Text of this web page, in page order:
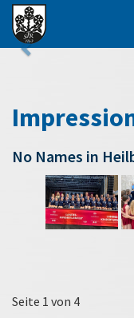
No Names in
Seite 1 von 4